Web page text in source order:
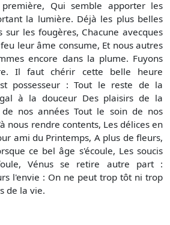
Qui semble apporter les
la lumière. Déjà les plus belles
sur les fougères, Chacune avecques
leur âme consume, Et nous autres
encore dans la plume. Fuyons
Il faut chérir cette belle heure
possesseur : Tout le reste de la
à la douceur Des plaisirs de la
nos années Tout le soin de nos
nous rendre contents, Les délices en
ami du Printemps, A plus de fleurs,
ce bel âge s'écoule, Les soucis
Vénus se retire autre part :
l'envie : On ne peut trop tôt ni trop
de la vie.